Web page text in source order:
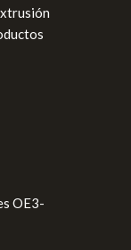
OE3-